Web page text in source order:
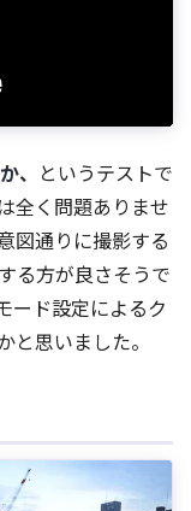
、 というテストで
全く問題ありませ
図通りに撮影する
る方が良さそうで
ード設定によるク
思いました。